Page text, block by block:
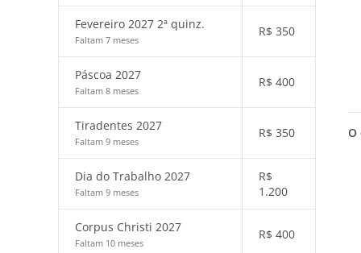
Fevereiro 2027 2ª quinz.
Faltam 7 meses
R$ 350
Páscoa 2027
Faltam 8 meses
R$ 400
Tiradentes 2027
Faltam 9 meses
R$ 350
Dia do Trabalho 2027
Faltam 9 meses
R$
1.200
Corpus Christi 2027
Faltam 10 meses
R$ 400
O